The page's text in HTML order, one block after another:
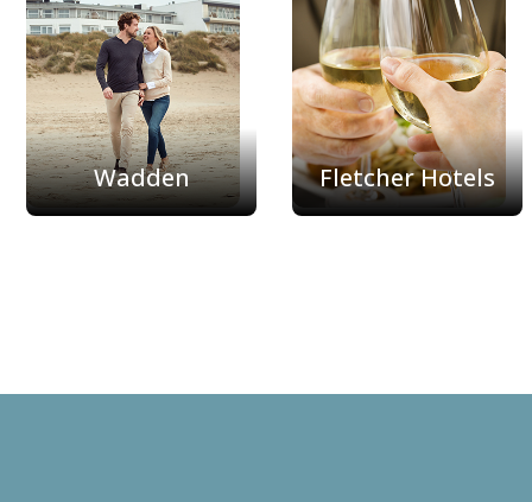
Wadden Fletcher Hotels